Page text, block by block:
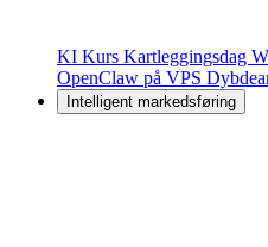
KI Kurs Kartleggingsdag
OpenClaw på VPS
Intelligent markedsføring